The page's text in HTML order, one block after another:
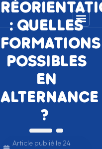
: QUELLES
FORMATIONS
POSSIBLES
EN
ALTERNANCE
?
Article publié le 24